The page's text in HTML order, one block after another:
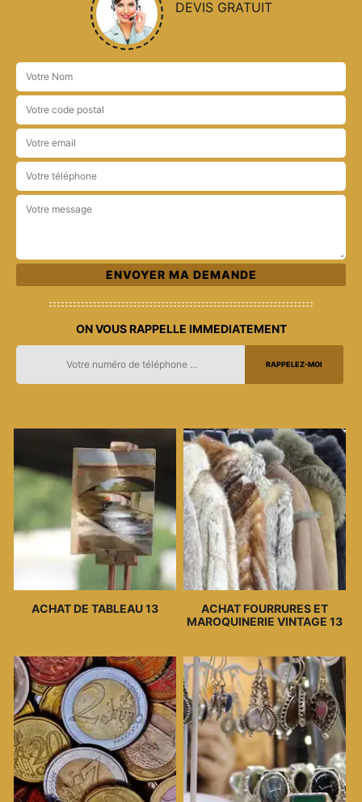
DEVIS GRATUIT
ON VOUS RAPPELLE IMMEDIATEMENT
ACHAT DE TABLEAU 13
ACHAT FOURRURES ET
MAROQUINERIE VINTAGE 13